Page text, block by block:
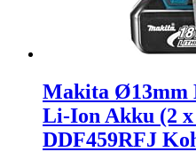
Makita Ø13mm
Li-Ion Akku (2 x
DDF459RFJ